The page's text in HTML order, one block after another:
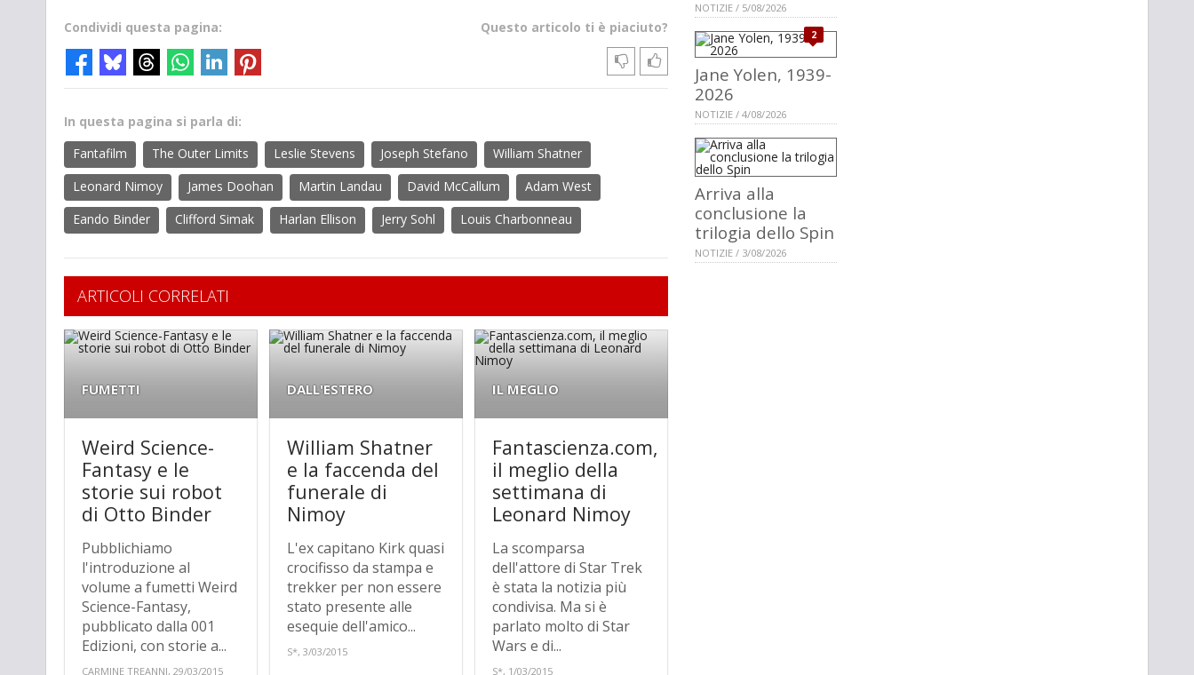
Questo articolo ti è piaciuto?
Condividi questa pagina:
In questa pagina si parla di:
Fantafilm
The Outer Limits Leslie Stevens Joseph Stefano
William Shatner
Leonard Nimoy
James Doohan Martin Landau David McCallum
Adam West
Eando Binder
Clifford Simak Harlan Ellison Jerry Sohl Louis Charbonneau
ARTICOLI CORRELATI
FUMETTI
Weird Science-
Fantasy e le
storie sui robot
di Otto Binder
Pubblichiamo
l'introduzione al
volume a fumetti Weird
Science-Fantasy,
pubblicato dalla 001
Edizioni, con storie a...
CARMINE TREANNI, 29/03/2015
DALL'ESTERO
William Shatner
e la faccenda del
funerale di
Nimoy
L'ex capitano Kirk quasi
crocifisso da stampa e
trekker per non essere
stato presente alle
esequie dell'amico...
S*, 3/03/2015
IL MEGLIO
Fantascienza.com,
il meglio della
settimana di
Leonard Nimoy
La scomparsa
dell'attore di Star Trek
è stata la notizia più
condivisa. Ma si è
parlato molto di Star
Wars e di...
S*, 1/03/2015
NOTIZIE / 5/08/2026
2
Jane Yolen, 1939-
2026
NOTIZIE / 4/08/2026
Arriva alla
conclusione la
trilogia dello Spin
NOTIZIE / 3/08/2026